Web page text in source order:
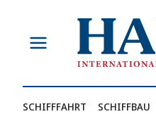
springen
SCHIFFFAHRT SCHIFFBAU